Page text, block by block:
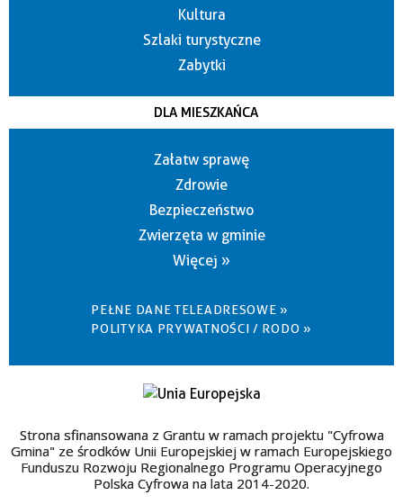
Kultura
Szlaki turystyczne
Zabytki
DLA MIESZKAŃCA
Załatw sprawę
Zdrowie
Bezpieczeństwo
Zwierzęta w gminie
Więcej »
PEŁNE DANE TELEADRESOWE »
POLITYKA PRYWATNOŚCI / RODO »
Strona sfinansowana z Grantu w ramach projektu "Cyfrowa
Gmina" ze środków Unii Europejskiej w ramach Europejskiego
Funduszu Rozwoju Regionalnego Programu Operacyjnego
Polska Cyfrowa na lata 2014-2020.